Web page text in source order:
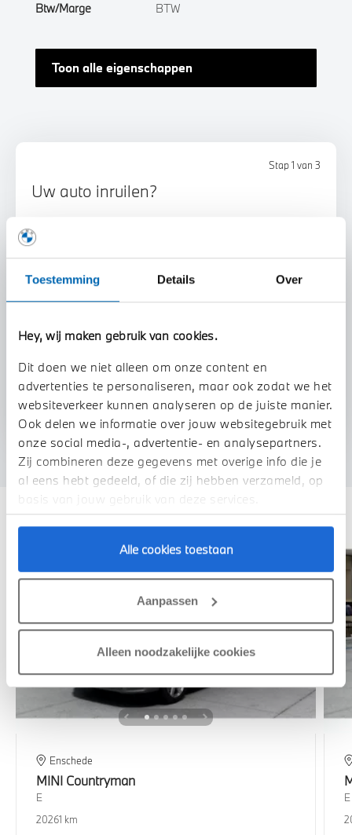
Toestemming Details Over
Hey, wij maken gebruik van cookies.
Dit doen we niet alleen om onze content en
advertenties te personaliseren, maar ook zodat we het
websiteverkeer kunnen analyseren op de juiste manier.
Ook delen we informatie over jouw websitegebruik met
onze social media-, advertentie- en analysepartners.
Zij combineren deze gegevens met overige info die je
al eens hebt gedeeld, of die zij hebben verzameld, op
basis van jouw gebruik van deze services.
Alle cookies toestaan
Aanpassen
Alleen noodzakelijke cookies
Stap 1 van 3
Uw auto inruilen?
Voorstel aanvragen
U vertelt meer over uw auto
We verrekenen de waarde van uw auto
Btw/Marge BTW
Toon alle eigenschappen
Deze zijn vergelijkbaar
Enschede
MINI Countryman
E
20261 km
E